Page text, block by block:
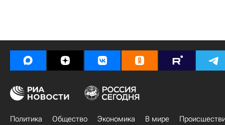
Политика Общество Экономика В мире